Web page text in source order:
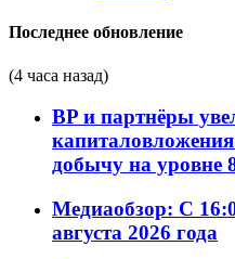
Последнее обновление
(4 часа назад)
BP и партнёры
добычу на уровне
Медиаобзор: С
августа 2026 года